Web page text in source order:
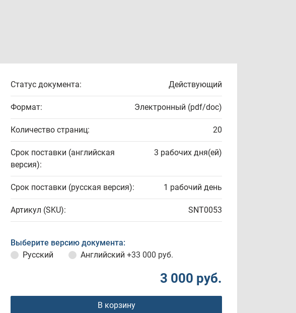
Статус документа: Действующий
Формат: Электронный (pdf/doc)
Количество страниц: 20
Срок поставки (английская
версия):
3 рабочих дня(ей)
Срок поставки (русская версия): 1 рабочий день
Артикул (SKU): SNT0053
Выберите версию документа:
Русский
Английский +33 000 руб.
3 000 руб.
В корзину